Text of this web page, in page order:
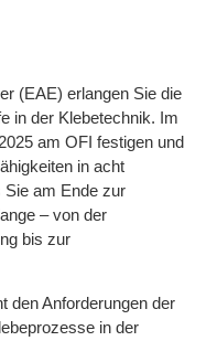
(EAE) erlangen Sie die
in der Klebetechnik. Im
am OFI festigen und
in acht
Sie am Ende zur
– von der
bis zur
den Anforderungen der
in der